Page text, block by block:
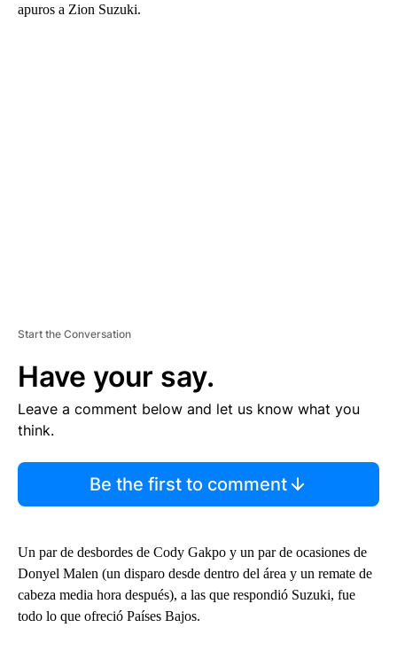
apuros a Zion Suzuki.
Start the Conversation
Have your say.
Leave a comment below and let us know what you
think.
Be the first to comment
Un par de desbordes de Cody Gakpo y un par de ocasiones de
Donyel Malen (un disparo desde dentro del área y un remate de
cabeza media hora después), a las que respondió Suzuki, fue
todo lo que ofreció Países Bajos.